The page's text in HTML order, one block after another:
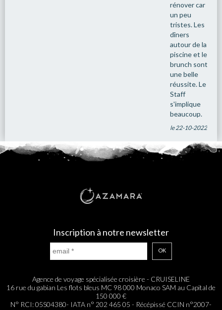
rénover car
un peu
tristes. Les
dîners
autour de la
piscine et le
brunch sont
une belle
réussite. Le
Staff
s'implique
beaucoup.
le 22-10-2022
Inscription à notre newsletter
OK
Agence de voyage spécialisée croisière - CRUISELINE
16 rue du gabian Les flots bleus MC 98 000 Monaco SAM au Capital de
150 000 €
N° RCI: 05S04380- IATA n° 202 465 05 - Récépissé CCIN n°2007-